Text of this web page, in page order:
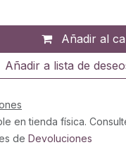
Añadir al
Añadir a lista de
en tienda física.
de Devoluciones